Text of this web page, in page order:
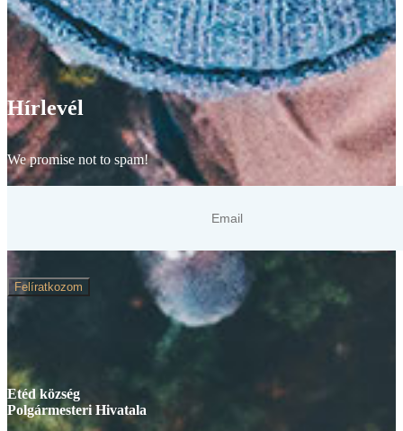
Hírlevél
We promise not to spam!
Felíratkozom
Etéd község
Polgármesteri Hivatala